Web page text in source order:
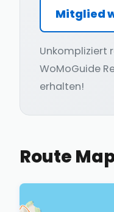
Mitglied
Unkompliziert
WoMoGuide
erhalten!
Route